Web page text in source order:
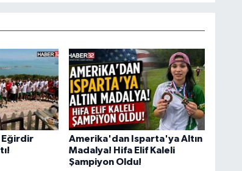
Eğirdir
Amerika'dan Isparta'ya Altın
Madalya! Hifa Elif Kaleli
Şampiyon Oldu!